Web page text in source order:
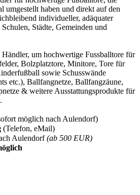
umgestellt haben und direkt auf den
individueller, adäquater
Städte, Gemeinden und
Händler, um hochwertige Fussballtore für
Bolzplatztore, Minitore, Tore für
sowie Schusswände
etc.), Ballfangnetze, Ballfangzäune,
& weitere Ausstattungsprodukte für
möglich nach Aulendorf)
(Telefon, eMail)
Aulendorf(ab 500 EUR)